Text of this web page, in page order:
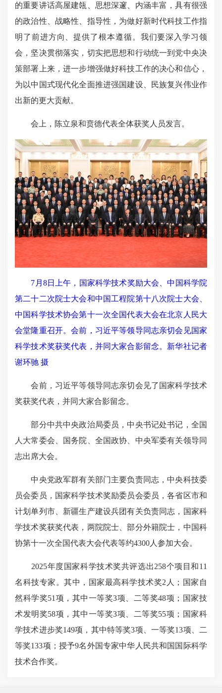
的重要讲话高屋建瓴、思想深邃、内涵丰富，具有很强
的政治性、战略性、指导性，为做好新时代科技工作指
明了前进方向、提供了根本遵循。我们要深入学习领
会，坚决贯彻落实，切实把思想和行动统一到党中央决
策部署上来，进一步增强做好科技工作的决心和信心，
为以中国式现代化全面推进强国建设、民族复兴伟业作
出新的更大贡献。
会上，陈立泉和贲德代表全体获奖人员发言。
7月8日上午，国家科学技术奖励大会、中国科学院
第二十二次院士大会和中国工程院第十八次院士大会、
中国科学技术协会第十一次全国代表大会在北京人民大
会堂隆重召开。会前，习近平等领导同志亲切会见国家
科学技术奖获奖代表，并同大家合影留念。新华社记者
谢环驰 摄
会前，习近平等领导同志亲切会见了国家科学技术
奖获奖代表，并同大家合影留念。
部分中共中央政治局委员，中央书记处书记，全国
人大常委会、国务院、全国政协、中央军委有关领导同
志出席大会。
中央党政军群有关部门主要负责同志，中央科技委
员会委员，国家科学技术奖励委员会委员，各省区市和
计划单列市、新疆生产建设兵团有关负责同志，国家科
学技术奖获奖代表，两院院士、部分外籍院士，中国科
协第十一次全国代表大会代表等约4300人参加大会。
2025年度国家科学技术奖共评选出258个项目和11
名科技专家。其中，国家最高科学技术奖2人；国家自
然科学奖51项，其中一等奖3项、二等奖48项；国家技
术发明奖58项，其中一等奖3项、二等奖55项；国家科
学技术进步奖149项，其中特等奖3项、一等奖13项、二
等奖133项；授予9名外国专家中华人民共和国国际科学
技术合作奖。